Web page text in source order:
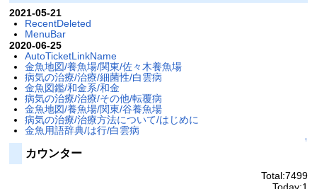
2021-05-21
RecentDeleted
MenuBar
2020-06-25
AutoTicketLinkName
金魚地図/養魚場/関東/佐々木養魚場
病気の治療/治療/細菌性/白雲病
金魚図鑑/和金系/和金
病気の治療/治療/その他/転覆病
金魚地図/養魚場/関東/谷養魚場
病気の治療/治療方法について/はじめに
金魚用語辞典/は行/白雲病
↑
カウンター
Total:7499